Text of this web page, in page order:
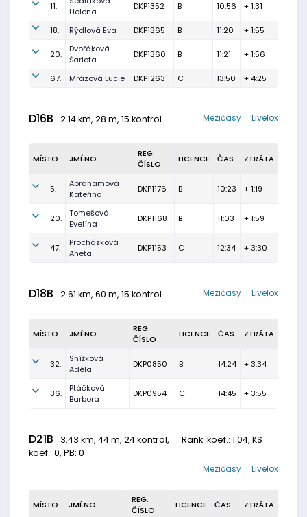
11.
Helena
DKP1352 B 10:56 + 1:31
18. Rýdlová Eva DKP1365 B 11:20 + 1:55
20.
Dvořáková
Šarlota
DKP1360 B 11:21 + 1:56
67. Mrázová Lucie DKP1263 C 13:50 + 4:25
D16B 2.14 km, 28 m, 15 kontrol Livelox
Mezičasy
MÍSTO JMÉNO
REG.
ČÍSLO
LICENCE ČAS ZTRÁTA
5.
Abrahamová
Kateřina
DKP1176 B 10:23 + 1:19
20.
Tomešová
Evelína
DKP1168 B 11:03 + 1:59
47.
Procházková
Aneta
DKP1153 C 12:34 + 3:30
D18B 2.61 km, 60 m, 15 kontrol Livelox
Mezičasy
MÍSTO JMÉNO
REG.
ČÍSLO
LICENCE ČAS ZTRÁTA
32.
Snížková
Adéla
DKP0850 B 14:24 + 3:34
36.
Ptáčková
Barbora
DKP0954 C 14:45 + 3:55
D21B 3.43 km, 44 m, 24 kontrol, Rank. koef.: 1.04, KS
koef.: 0, PB: 0
Livelox
Mezičasy
MÍSTO JMÉNO
REG.
ČÍSLO
LICENCE ČAS ZTRÁTA